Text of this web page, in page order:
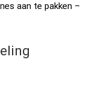
aan te pakken –